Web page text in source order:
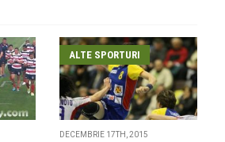
ALTE SPORTURI
DECEMBRIE 17TH, 2015